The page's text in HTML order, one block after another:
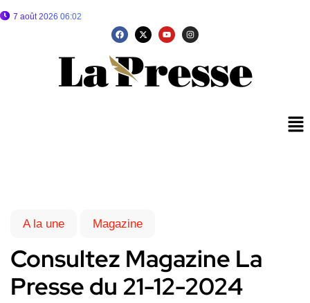
7 août 2026 06:02
A la une Magazine
Consultez Magazine La
Presse du 21-12-2024